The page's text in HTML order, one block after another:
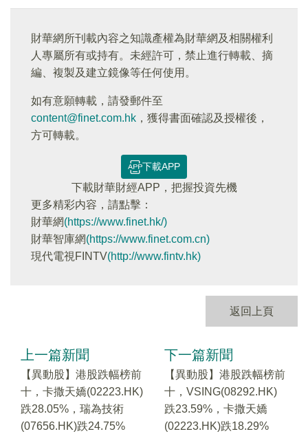
財華網所刊載內容之知識產權為財華網及相關權利
人專屬所有或持有。未經許可，禁止進行轉載、摘
編、複製及建立鏡像等任何使用。
如有意願轉載，請發郵件至
content@finet.com.hk ，獲得書面確認及授權後，
方可轉載。
下載APP
下載財華財經APP，把握投資先機
更多精彩内容，請點擊：
財華網(https://www.finet.hk/)
財華智庫網(https://www.finet.com.cn)
現代電視FINTV(http://www.fintv.hk)
返回上頁
上一篇新聞
【異動股】港股跌幅榜前
十，卡撒天嬌(02223.HK)
跌28.05%，瑞為技術
(07656.HK)跌24.75%
下一篇新聞
【異動股】港股跌幅榜前
十，VSING(08292.HK)
跌23.59%，卡撒天嬌
(02223.HK)跌18.29%